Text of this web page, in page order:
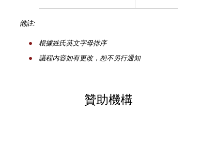
備註:
根據姓氏英文字母排序
議程内容如有更改，恕不另行通知
贊助機構